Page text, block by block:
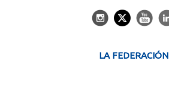
LA FEDERACIÓN